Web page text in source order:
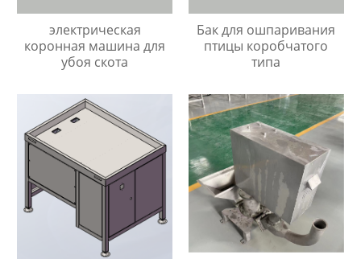
электрическая
коронная машина для
убоя скота
Бак для ошпаривания
птицы коробчатого
типа